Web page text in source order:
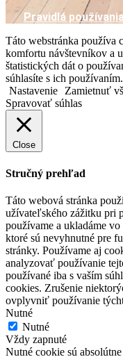
Pravidlá
Táto webstránka používa
komfortu návštevníkov a
štatistických dát o
súhlasíte s ich používaním.
Nastavenie Zamietnuť
Spravovať súhlas
Close
Stručný prehľad
Táto webová stránka
užívateľského zážitku pri
používame a ukladáme
ktoré sú nevyhnutné pre
stránky. Používame aj
analyzovať používanie
používané iba s vaším
cookies. Zrušenie
ovplyvniť používanie
Nutné
Nutné
Vždy zapnuté
Nutné cookie sú